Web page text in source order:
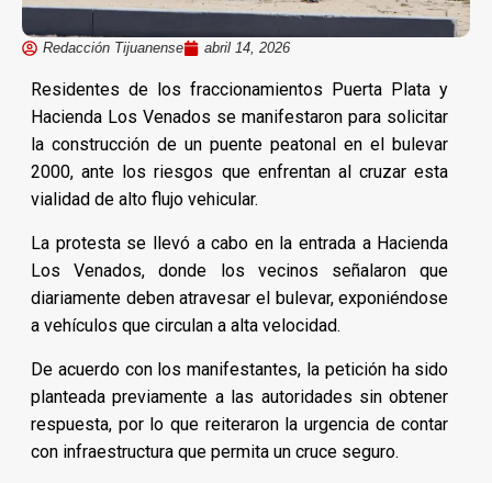
Redacción Tijuanense abril 14, 2026
Residentes de los fraccionamientos Puerta Plata y
Hacienda Los Venados se manifestaron para solicitar
la construcción de un puente peatonal en el bulevar
2000, ante los riesgos que enfrentan al cruzar esta
vialidad de alto flujo vehicular.
La protesta se llevó a cabo en la entrada a Hacienda
Los Venados, donde los vecinos señalaron que
diariamente deben atravesar el bulevar, exponiéndose
a vehículos que circulan a alta velocidad.
De acuerdo con los manifestantes, la petición ha sido
planteada previamente a las autoridades sin obtener
respuesta, por lo que reiteraron la urgencia de contar
con infraestructura que permita un cruce seguro.